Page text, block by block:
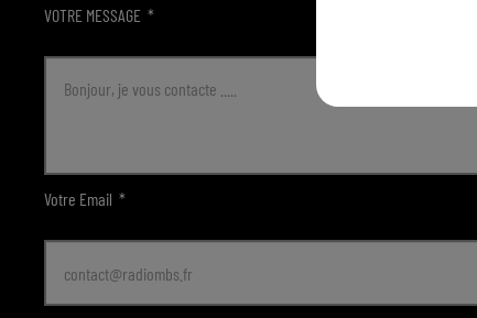
VOTRE MESSAGE *
Votre Email *